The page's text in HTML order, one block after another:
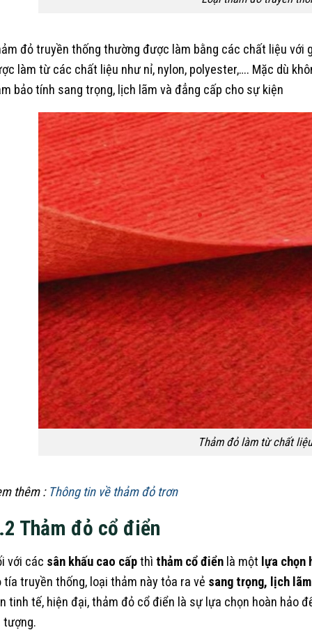
đỏ truyền thống thường được làm bằng các chất liệu với
làm từ các chất liệu như nỉ, nylon, polyester,…. Mặc dù
bảo tính sang trọng, lịch lãm và đẳng cấp cho sự kiện
Thảm đỏ làm từ chất
thêm : Thông tin về thảm đỏ trơn
Thảm đỏ cổ điển
với các sân khấu cao cấpthì thảm cổ điểnlà một lựa chọn
tía truyền thống, loại thảm này tỏa ra vẻ sang trọng, lịch
tinh tế, hiện đại, thảm đỏ cổ điển là sự lựa chọn hoàn hảo
tượng.